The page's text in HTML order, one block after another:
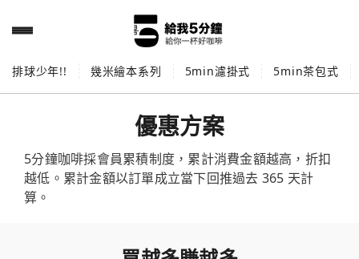
排球少年!! 幾米繪本系列 5min濾掛式 5min茶包式
優惠方案
5分鐘咖啡採會員累積制度，累計消費金額越高，折扣
越低。累計金額以訂單成立當下回推過去 365 天計
算。